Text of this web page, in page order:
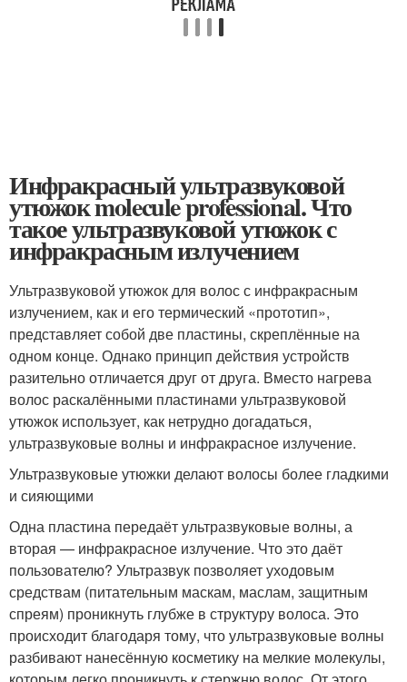
Инфракрасный ультразвуковой
утюжок molecule professional. Что
такое ультразвуковой утюжок с
инфракрасным излучением
Ультразвуковой утюжок для волос с инфракрасным
излучением, как и его термический «прототип»,
представляет собой две пластины, скреплённые на
одном конце. Однако принцип действия устройств
разительно отличается друг от друга. Вместо нагрева
волос раскалёнными пластинами ультразвуковой
утюжок использует, как нетрудно догадаться,
ультразвуковые волны и инфракрасное излучение.
Ультразвуковые утюжки делают волосы более гладкими
и сияющими
Одна пластина передаёт ультразвуковые волны, а
вторая — инфракрасное излучение. Что это даёт
пользователю? Ультразвук позволяет уходовым
средствам (питательным маскам, маслам, защитным
спреям) проникнуть глубже в структуру волоса. Это
происходит благодаря тому, что ультразвуковые волны
разбивают нанесённую косметику на мелкие молекулы,